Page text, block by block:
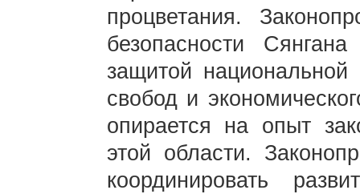
процветания.
безопасности
защитой
свобод и
опирается на опыт
этой области.
координировать